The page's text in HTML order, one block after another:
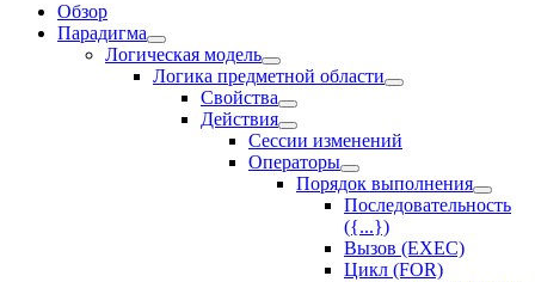
Обзор
Парадигма
Логическая модель
Логика предметной области
Свойства
Действия
Сессии изменений
Оператоpы
Порядок выполнения
Последовательность
({...})
Вызов (EXEC)
Цикл (FOR)